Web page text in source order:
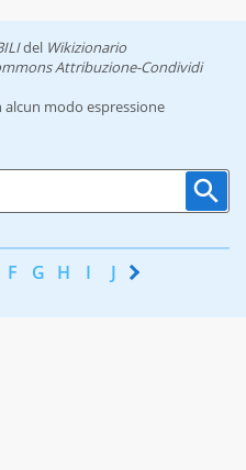
del Wikizionario
Attribuzione-Condividi
modo espressione
F G H I J K